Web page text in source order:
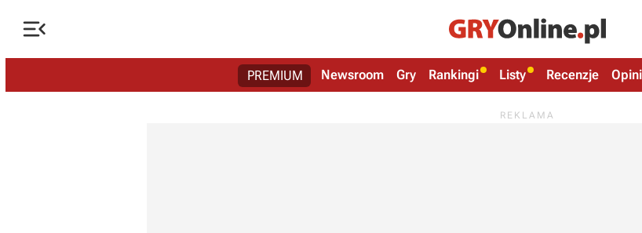

PREMIUM Newsroom Gry Rankingi Listy Recenzje